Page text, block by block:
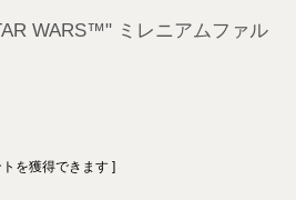
WARS™" ミレニアムファル
を獲得できます ]